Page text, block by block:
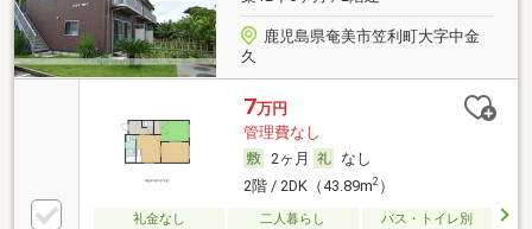
鹿児島県奄美市笠利町大字中金
久
7万円
管理費なし
2ヶ月
なし
2階 / 2DK（43.89m2）
礼金なし 二人暮らし
バス・トイレ別